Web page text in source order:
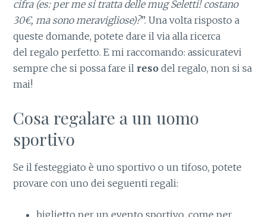
cifra (es: per me si tratta delle mug Seletti! costano
30€, ma sono meravigliose)?”. Una volta risposto a
queste domande, potete dare il via alla ricerca
del regalo perfetto. E mi raccomando: assicuratevi
sempre che si possa fare il reso del regalo, non si sa
mai!
Cosa regalare a un uomo
sportivo
Se il festeggiato è uno sportivo o un tifoso, potete
provare con uno dei seguenti regali:
biglietto per un evento sportivo, come per